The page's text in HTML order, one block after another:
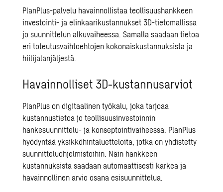
PlanPlus-palvelu havainnollistaa teollisuushankkeen
investointi- ja elinkaarikustannukset 3D-tietomallissa
jo suunnittelun alkuvaiheessa. Samalla saadaan tietoa
eri toteutusvaihtoehtojen kokonaiskustannuksista ja
hiilijalanjäljestä.
Havainnolliset 3D-kustannusarviot
PlanPlus on digitaalinen työkalu, joka tarjoaa
kustannustietoa jo teollisuusinvestoinnin
hankesuunnittelu- ja konseptointivaiheessa. PlanPlus
hyödyntää yksikköhintaluetteloita, jotka on yhdistetty
suunnitteluohjelmistoihin. Näin hankkeen
kustannuksista saadaan automaattisesti karkea ja
havainnollinen arvio osana esisuunnittelua.